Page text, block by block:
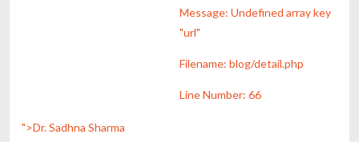
Message: Undefined array key
"url"
Filename: blog/detail.php
Line Number: 66
">Dr. Sadhna Sharma